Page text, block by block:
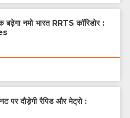
नमो भारत RRTS काॅरिडोर :
पर दौड़ेगी रैपिड और मेट्रो :